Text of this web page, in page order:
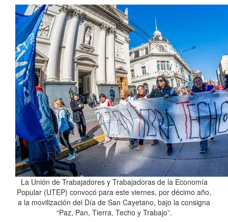
La Unión de Trabajadores y Trabajadoras de la Economía
Popular (UTEP) convocó para este viernes, por décimo año,
a la movilización del Día de San Cayetano, bajo la consigna
“Paz, Pan, Tierra, Techo y Trabajo”.